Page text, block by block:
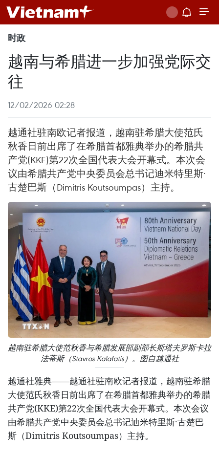
时政
越南与希腊进一步加强党际交
往
12/02/2026 02:28
越通社驻南欧记者报道，越南驻希腊大使范氏
秋香日前出席了在希腊首都雅典举办的希腊共
产党(KKE)第22次全国代表大会开幕式。本次会
议由希腊共产党中央委员会总书记迪米特里斯·
古楚巴斯（Dimitris Koutsoumpas）主持。
越南驻希腊大使范秋香与希腊发展部副部长斯塔夫罗斯卡拉
法蒂斯（Stavros Kalafatis）。图自越通社
越通社雅典——越通社驻南欧记者报道，越南驻希腊
大使范氏秋香日前出席了在希腊首都雅典举办的希腊
共产党(KKE)第22次全国代表大会开幕式。本次会议
由希腊共产党中央委员会总书记迪米特里斯·古楚巴
斯（Dimitris Koutsoumpas）主持。